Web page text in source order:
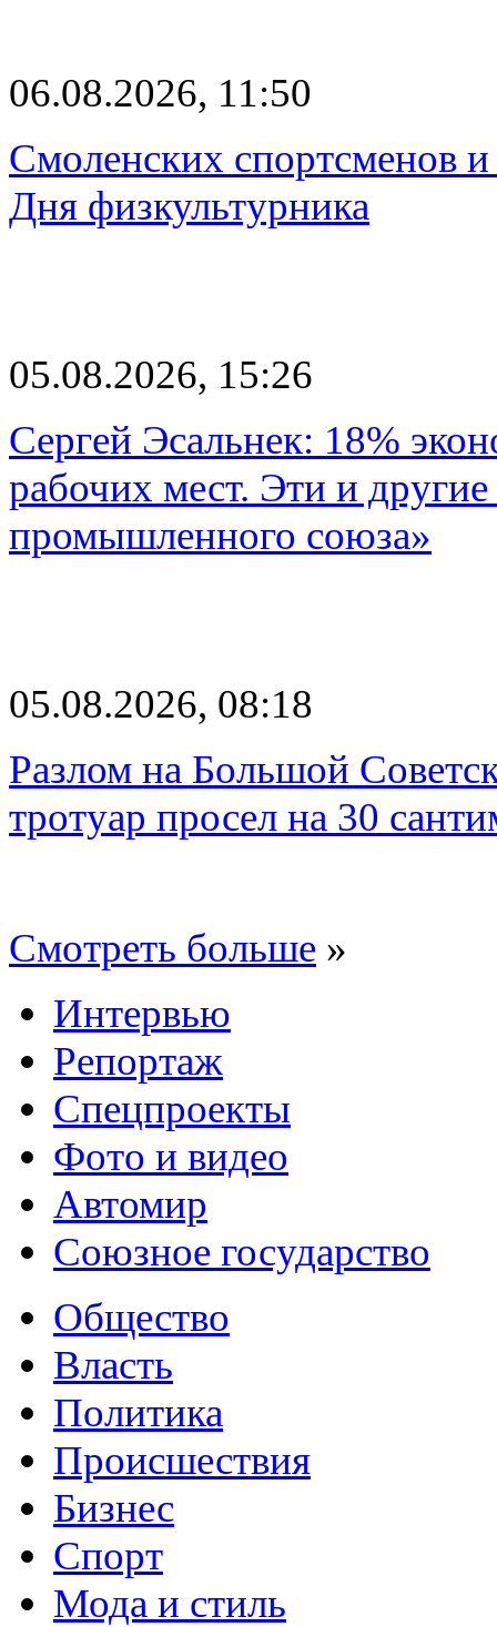
06.08.2026, 11:50
Смоленских спортсменов
Дня физкультурника
05.08.2026, 15:26
Сергей Эсальнек: 18%
рабочих мест. Эти и
промышленного союза»
05.08.2026, 08:18
Разлом на Большой
тротуар просел на 30
Смотреть больше »
Интервью
Репортаж
Спецпроекты
Фото и видео
Автомир
Союзное государство
Общество
Власть
Политика
Происшествия
Бизнес
Спорт
Мода и стиль